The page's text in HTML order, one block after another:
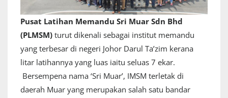
Pusat Latihan Memandu Sri Muar Sdn Bhd
(PLMSM) turut dikenali sebagai institut memandu
yang terbesar di negeri Johor Darul Ta’zim kerana
litar latihannya yang luas iaitu seluas 7 ekar.
Bersempena nama ‘Sri Muar’, IMSM terletak di
daerah Muar yang merupakan salah satu bandar